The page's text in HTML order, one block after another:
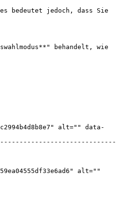
bedeutet jedoch, dass Sie
behandelt, wie
alt="" data-
alt=""